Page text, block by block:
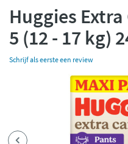
Huggies
5 (12 - 17 kg)
Schrijf als eerste een review